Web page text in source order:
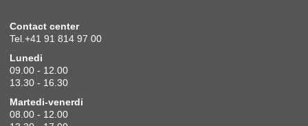
Contact center
Tel.+41 91 814 97 00
Lunedi
09.00 - 12.00
13.30 - 16.30
Martedi-venerdi
08.00 - 12.00